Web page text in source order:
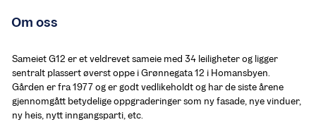
Om oss
Sameiet G12 er et veldrevet sameie med 34 leiligheter og ligger
sentralt plassert øverst oppe i Grønnegata 12 i Homansbyen.
Gården er fra 1977 og er godt vedlikeholdt og har de siste årene
gjennomgått betydelige oppgraderinger som ny fasade, nye vinduer,
ny heis, nytt inngangsparti, etc.